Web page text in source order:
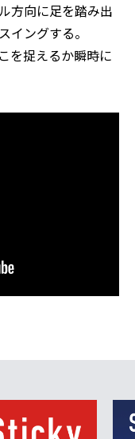
方向に足を踏み出
イングする。
を捉えるか瞬時に